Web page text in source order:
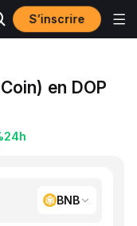
S’inscrire
en DOP
24h
BNB